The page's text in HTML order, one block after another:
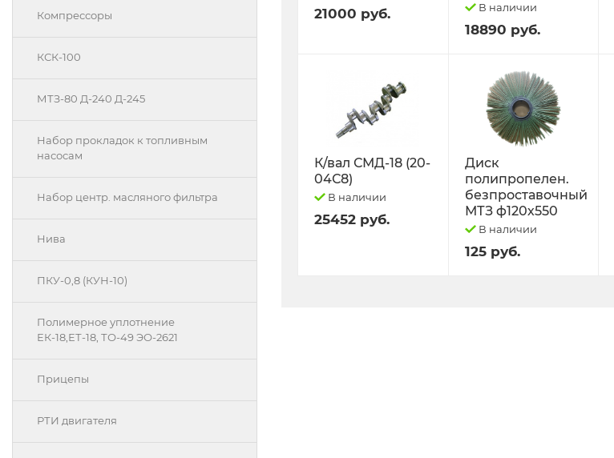
Компрессоры
КСК-100
МТЗ-80 Д-240 Д-245
Набор прокладок к топливным
насосам
Набор центр. масляного фильтра
Нива
ПКУ-0,8 (КУН-10)
Полимерное уплотнение
ЕК-18,ЕТ-18, ТО-49 ЭО-2621
Прицепы
РТИ двигателя
21000 руб. В наличии
18890 руб.
К/вал СМД-18 (20-
04С8)
В наличии
25452 руб.
Диск
полипропелен.
безпроставочный
МТЗ ф120х550
В наличии
125 руб.